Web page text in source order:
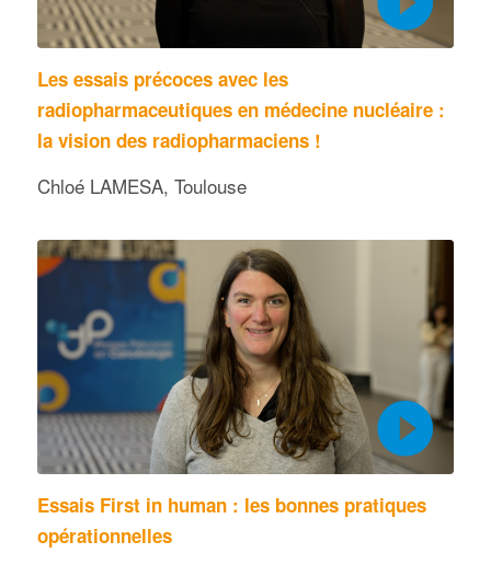
Les essais précoces avec les
radiopharmaceutiques en médecine nucléaire :
la vision des radiopharmaciens !
Chloé LAMESA, Toulouse
Essais First in human : les bonnes pratiques
opérationnelles